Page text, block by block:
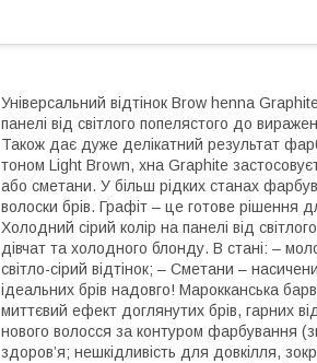
Універсальний відтінок Brow henna
панелі від світлого попелястого до
Також дає дуже делікатний результат
тоном Light Brown, хна Graphitе
або сметани. У більш рідких станах
волоски брів. Графіт – це готове рішення
Холодний сірий колір на панелі від
дівчат та холодного блонду. В стані: –
світло-сірий відтінок; – Сметани –
ідеальних брів надовго! Марокканська
миттєвий ефект доглянутих брів, гарних
нового волосся за контуром фарбування
здоров’я; нешкідливість для довкілля,